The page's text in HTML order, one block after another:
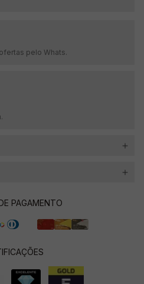
pelo Whats.
PAGAMENTO